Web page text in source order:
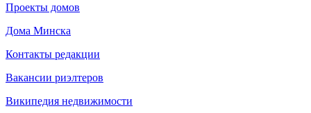
Проекты домов
Дома Минска
Контакты редакции
Вакансии риэлтеров
Википедия недвижимости